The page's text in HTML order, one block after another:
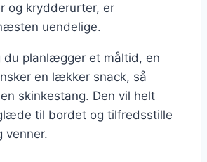
og krydderurter, er
uendelige.
planlægger et måltid, en
en lækker snack, så
skinkestang. Den vil helt
til bordet og tilfredsstille
venner.